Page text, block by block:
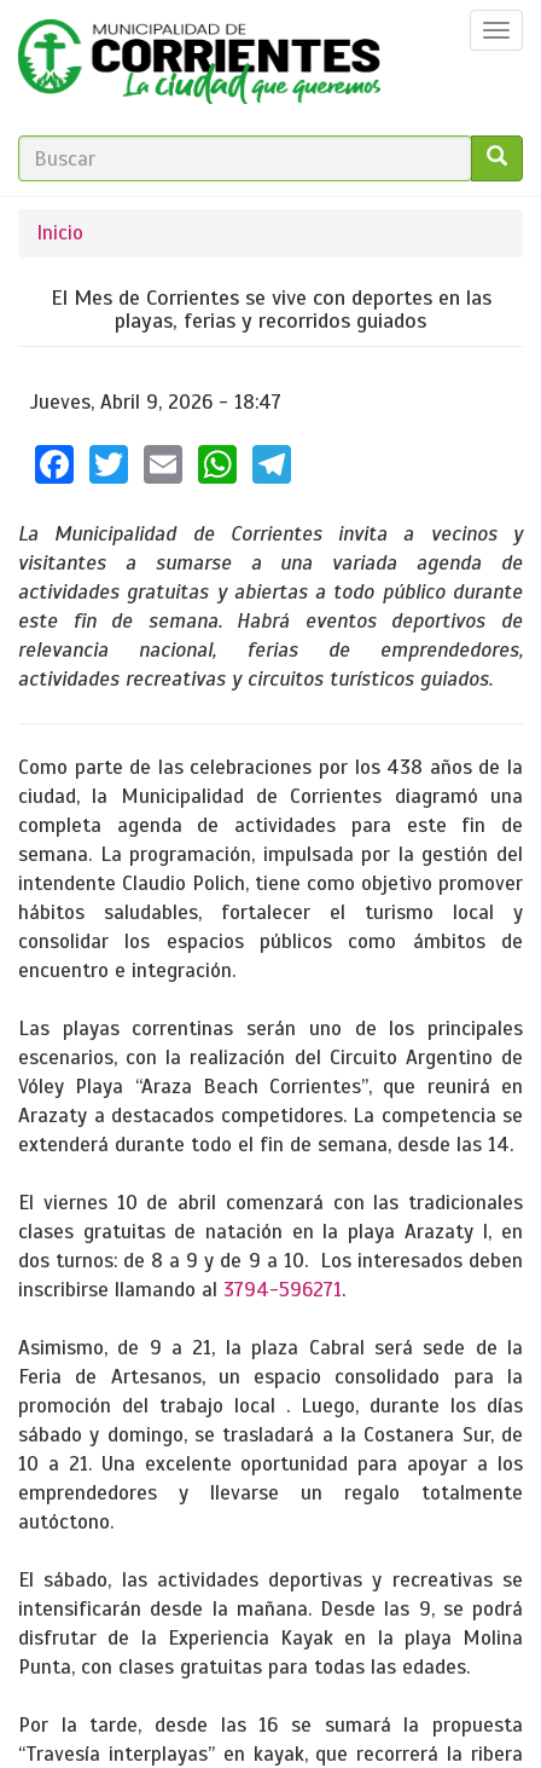
Pasar
contenido
principal
FORMULARIO
BÚSQUEDA
Se
encuentra
usted
Inicio
El Mes de Corrientes se vive con deportes en las
playas, ferias y recorridos guiados
Jueves, Abril 9, 2026 - 18:47
Facebook
TwitterEmailWhatsApp
La Municipalidad de Corrientes invita a vecinos y
visitantes a sumarse a una variada agenda de
actividades gratuitas y abiertas a todo público durante
este fin de semana. Habrá eventos deportivos de
relevancia nacional, ferias de emprendedores,
actividades recreativas y circuitos turísticos guiados.
Como parte de las celebraciones por los 438 años de la
ciudad, la Municipalidad de Corrientes diagramó una
completa agenda de actividades para este fin de
semana. La programación, impulsada por la gestión del
intendente Claudio Polich, tiene como objetivo promover
hábitos saludables, fortalecer el turismo local y
consolidar los espacios públicos como ámbitos de
encuentro e integración.
Las playas correntinas serán uno de los principales
escenarios, con la realización del Circuito Argentino de
Vóley Playa “Araza Beach Corrientes”, que reunirá en
Arazaty a destacados competidores. La competencia se
extenderá durante todo el fin de semana, desde las 14.
El viernes 10 de abril comenzará con las tradicionales
clases gratuitas de natación en la playa Arazaty I, en
dos turnos: de 8 a 9 y de 9 a 10. Los interesados deben
inscribirse llamando al 3794-596271.
Asimismo, de 9 a 21, la plaza Cabral será sede de la
Feria de Artesanos, un espacio consolidado para la
promoción del trabajo local . Luego, durante los días
sábado y domingo, se trasladará a la Costanera Sur, de
10 a 21. Una excelente oportunidad para apoyar a los
emprendedores y llevarse un regalo totalmente
autóctono.
El sábado, las actividades deportivas y recreativas se
intensificarán desde la mañana. Desde las 9, se podrá
disfrutar de la Experiencia Kayak en la playa Molina
Punta, con clases gratuitas para todas las edades.
Por la tarde, desde las 16 se sumará la propuesta
“Travesía interplayas” en kayak, que recorrerá la ribera